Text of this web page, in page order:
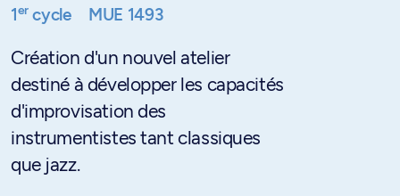
1ercycle MUE 1493
Création d'un nouvel atelier
destiné à développer les capacités
d'improvisation des
instrumentistes tant classiques
que jazz.